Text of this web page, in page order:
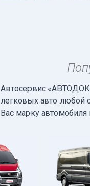
Автосервис
легковых авто любой
Вас марку